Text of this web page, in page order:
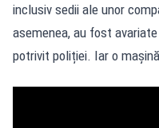
inclusiv sedii ale unor
asemenea, au fost
potrivit poliției. Iar o